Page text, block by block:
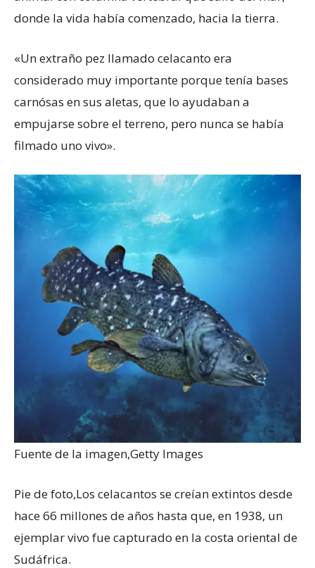
donde la vida había comenzado, hacia la tierra.
«Un extraño pez llamado celacanto era
considerado muy importante porque tenía bases
carnósas en sus aletas, que lo ayudaban a
empujarse sobre el terreno, pero nunca se había
filmado uno vivo».
Fuente de la imagen,Getty Images
Pie de foto,Los celacantos se creían extintos desde
hace 66 millones de años hasta que, en 1938, un
ejemplar vivo fue capturado en la costa oriental de
Sudáfrica.